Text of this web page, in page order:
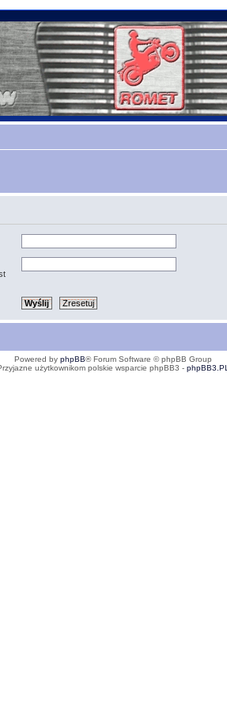
Powered by phpBB® Forum Software © phpBB Group
użytkownikom polskie wsparcie phpBB3 - phpBB3.PL